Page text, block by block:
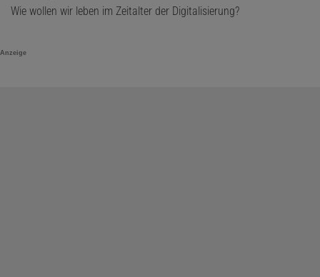
Wie wollen wir leben im Zeitalter der Digitalisierung?
Anzeige